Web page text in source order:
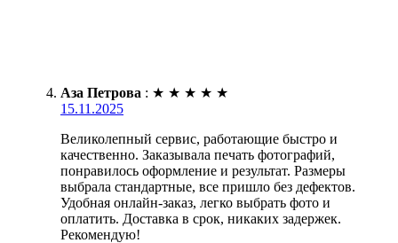
Аза Петрова : ★ ★ ★ ★ ★
15.11.2025
Великолепный сервис, работающие быстро и
качественно. Заказывала печать фотографий,
понравилось оформление и результат. Размеры
выбрала стандартные, все пришло без дефектов.
Удобная онлайн-заказ, легко выбрать фото и
оплатить. Доставка в срок, никаких задержек.
Рекомендую!